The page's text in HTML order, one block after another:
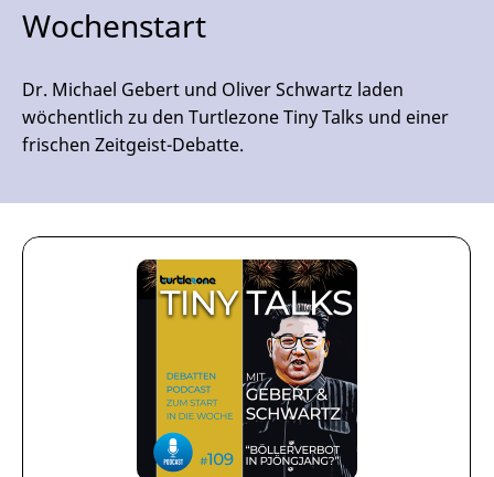
Wochenstart
Dr. Michael Gebert und Oliver Schwartz laden
wöchentlich zu den Turtlezone Tiny Talks und einer
frischen Zeitgeist-Debatte.